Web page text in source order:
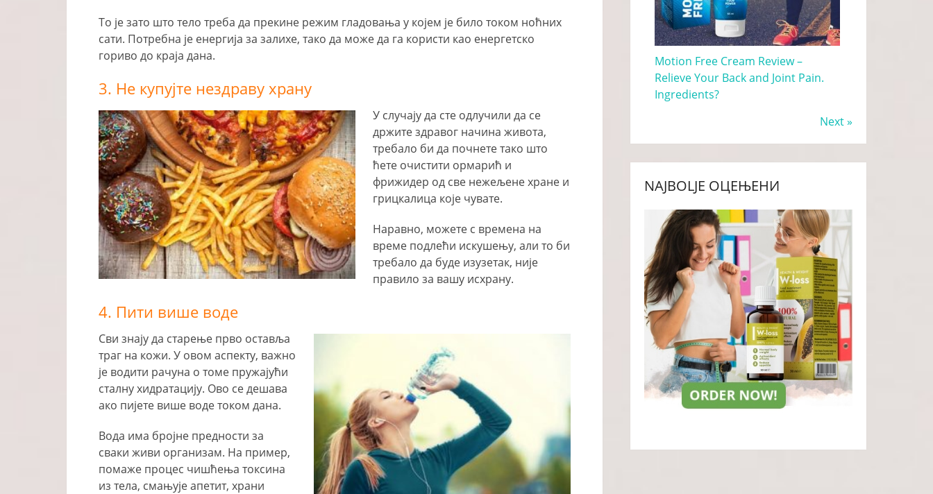
То је зато што тело треба да прекине режим гладовања у којем је било током ноћних
сати. Потребна је енергија за залихе, тако да може да га користи као енергетско
гориво до краја дана.
3. Не купујте нездраву храну
У случају да сте одлучили да се
држите здравог начина живота,
требало би да почнете тако што
ћете очистити ормарић и
фрижидер од све нежељене хране и
грицкалица које чувате.
Наравно, можете с времена на
време подлећи искушењу, али то би
требало да буде изузетак, није
правило за вашу исхрану.
4. Пити више воде
Сви знају да старење прво оставља
траг на кожи. У овом аспекту, важно
је водити рачуна о томе пружајући
сталну хидратацију. Ово се дешава
ако пијете више воде током дана.
Вода има бројне предности за
сваки живи организам. На пример,
помаже процес чишћења токсина
из тела, смањује апетит, храни
Motion Free Cream Review –
Relieve Your Back and Joint Pain.
Ingredients?
Next »
NAJBOLJE ОЦЕЊЕНИ